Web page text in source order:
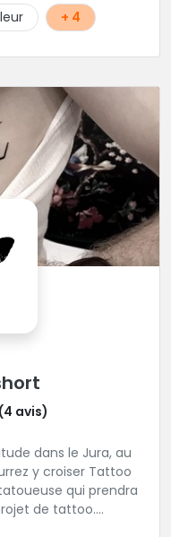
+ 4
avis)
dans le Jura, au
y croiser Tattoo
qui prendra
de tattoo.